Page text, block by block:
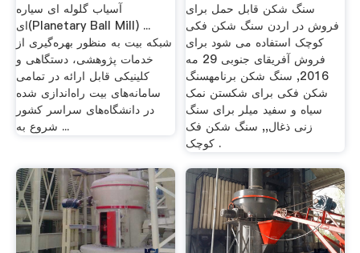
آسیاب گلوله ای سیاره
ای(Planetary Ball Mill) ...
شبکه بیت به منظور بهره‌گیری از
خدمات پژوهشی، دستگاهی و
کلینیکی قابل ارائه در تمامی
سامانه‌های بیت راه‌اندازی شده
در دانشگاه‌های سراسر کشور
شروع به ...
سنگ شکن قابل حمل برای
فروش در اردن سنگ شکن فکی
کوچک استفاده می شود برای
فروش آفریقای جنوبی 29 مه
2016, سنگ شکن برنامهسنگ
شکن فکی برای شکستن نمک
سیاه و سفید میلر برای سنگ
زنی ذغال,, سنگ شکن فک
کوچک .